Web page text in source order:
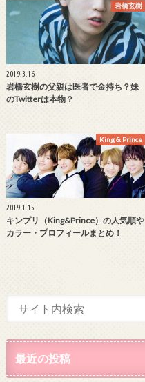
岩橋玄樹
2019.3.16
岩橋玄樹の父親は医者で金持ち？妹
のTwitterは本物？
King & Prince
2019.1.15
キンプリ（King&Prince）の人気順や
カラー・プロフィールまとめ！
最近の投稿